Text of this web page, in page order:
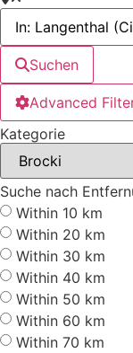
Suchen
Advanced
Kategorie
Suche nach
Within 10 km
Within 20 km
Within 30 km
Within 40 km
Within 50 km
Within 60 km
Within 70 km